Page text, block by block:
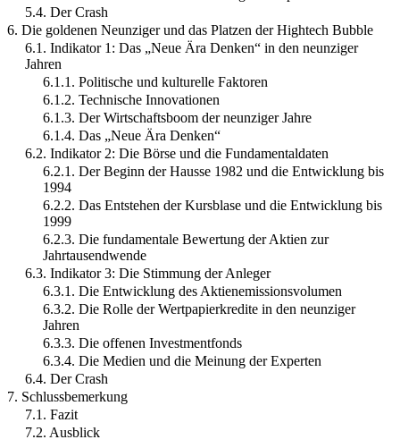
5.4. Der Crash
6. Die goldenen Neunziger und das Platzen der Hightech Bubble
6.1. Indikator 1: Das „Neue Ära Denken“ in den neunziger
Jahren
6.1.1. Politische und kulturelle Faktoren
6.1.2. Technische Innovationen
6.1.3. Der Wirtschaftsboom der neunziger Jahre
6.1.4. Das „Neue Ära Denken“
6.2. Indikator 2: Die Börse und die Fundamentaldaten
6.2.1. Der Beginn der Hausse 1982 und die Entwicklung bis
1994
6.2.2. Das Entstehen der Kursblase und die Entwicklung bis
1999
6.2.3. Die fundamentale Bewertung der Aktien zur
Jahrtausendwende
6.3. Indikator 3: Die Stimmung der Anleger
6.3.1. Die Entwicklung des Aktienemissionsvolumen
6.3.2. Die Rolle der Wertpapierkredite in den neunziger
Jahren
6.3.3. Die offenen Investmentfonds
6.3.4. Die Medien und die Meinung der Experten
6.4. Der Crash
7. Schlussbemerkung
7.1. Fazit
7.2. Ausblick